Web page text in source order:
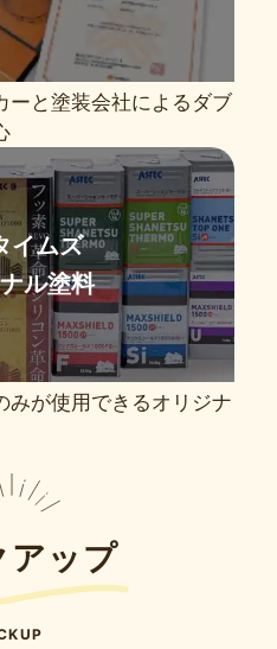
ーと塗装会社によるダブ
イムズ
ル塗料
みが使用できるオリジナ
アップ